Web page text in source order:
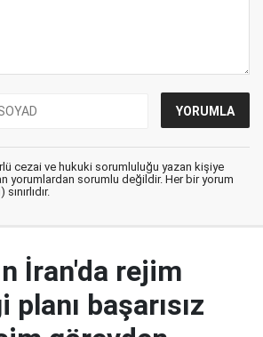
cezai ve hukuki sorumluluğu yazan kişiye
yorumlardan sorumlu değildir. Her bir yorum
İran'da rejim
başarısız